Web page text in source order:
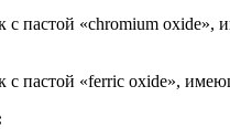
с пастой «chromium oxide»,
с пастой «ferric oxide»,